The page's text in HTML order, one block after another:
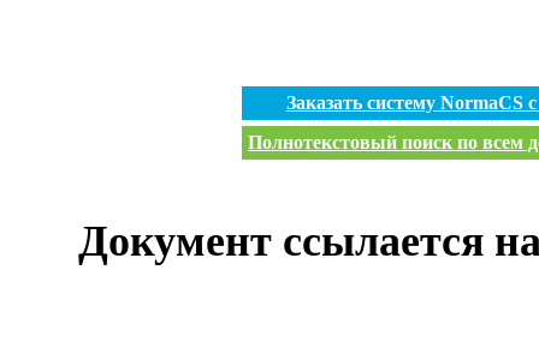
Заказать систему
Полнотекстовый поиск по всем
Документ ссылается